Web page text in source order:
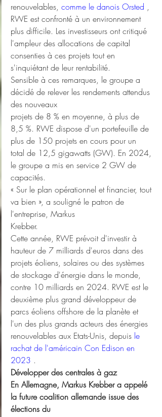
renouvelables, comme le danois Orsted ,
RWE est confronté à un environnement
plus difficile. Les investisseurs ont critiqué
l'ampleur des allocations de capital
consenties à ces projets tout en
s'inquiétant de leur rentabilité.
Sensible à ces remarques, le groupe a
décidé de relever les rendements attendus
des nouveaux
projets de 8 % en moyenne, à plus de
8,5 %. RWE dispose d'un portefeuille de
plus de 150 projets en cours pour un
total de 12,5 gigawatts (GW). En 2024,
le groupe a mis en service 2 GW de
capacités.
« Sur le plan opérationnel et financier, tout
va bien », a souligné le patron de
l'entreprise, Markus
Krebber.
Cette année, RWE prévoit d'investir à
hauteur de 7 milliards d'euros dans des
projets éoliens, solaires ou des systèmes
de stockage d'énergie dans le monde,
contre 10 milliards en 2024. RWE est le
deuxième plus grand développeur de
parcs éoliens offshore de la planète et
l'un des plus grands acteurs des énergies
renouvelables aux Etats-Unis, depuis le
rachat de l'américain Con Edison en
2023 .
Développer des centrales à gaz
En Allemagne, Markus Krebber a appelé
la future coalition allemande issue des
élections du